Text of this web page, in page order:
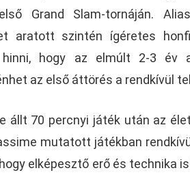
Grand Slam-tornáján.
aratott szintén ígéretes
hogy az elmúlt 2-3 év
az első áttörés a rendkívül
állt 70 percnyi játék után az
mutatott játékban
elképesztő erő és technika